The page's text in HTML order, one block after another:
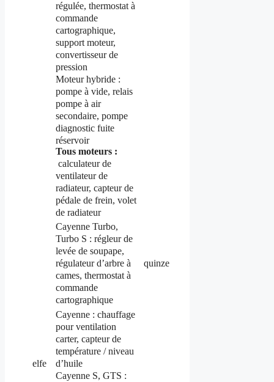
régulée, thermostat à
commande
cartographique,
support moteur,
convertisseur de
pression
Moteurhybride :
pompe à vide, relais
pompe à air
secondaire, pompe
diagnostic fuite
réservoir
Tous moteurs :
calculateur de
ventilateur de
radiateur, capteur de
pédale de frein, volet
de radiateur
elfe
Cayenne Turbo,
Turbo S : régleur de
levée de soupape,
régulateur d’arbre à
cames, thermostat à
commande
cartographique
quinze
Cayenne : chauffage
pour ventilation
carter, capteur de
température / niveau
d’huile
Cayenne S, GTS :